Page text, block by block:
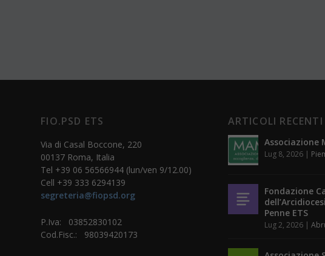
FIO.PSD ETS
Via di Casal Boccone, 220
00137 Roma, Italia
Tel +39 06 56566944 (lun/ven 9/12.00)
Cell +39 333 6294139
segreteria@fiopsd.org
P.Iva: 03852830102
Cod.Fisc.: 98039420173
ARTICOLI RECENTI
Associazione
Lug 8, 2026|
Fondazione
Penne ETS
Lug 2, 2026|